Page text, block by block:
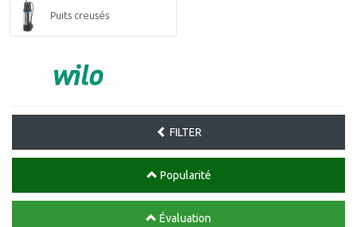
Puits creusés
FILTER
Popularité
Évaluation